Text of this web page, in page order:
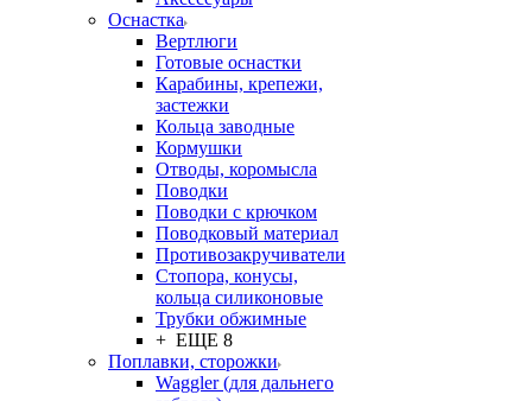
Оснастка
Вертлюги
Готовые оснастки
Карабины, крепежи,
застежки
Кольца заводные
Кормушки
Отводы, коромысла
Поводки
Поводки с крючком
Поводковый материал
Противозакручиватели
Стопора, конусы,
кольца силиконовые
Трубки обжимные
+ ЕЩЕ 8
Поплавки, сторожки
Waggler (для дальнего